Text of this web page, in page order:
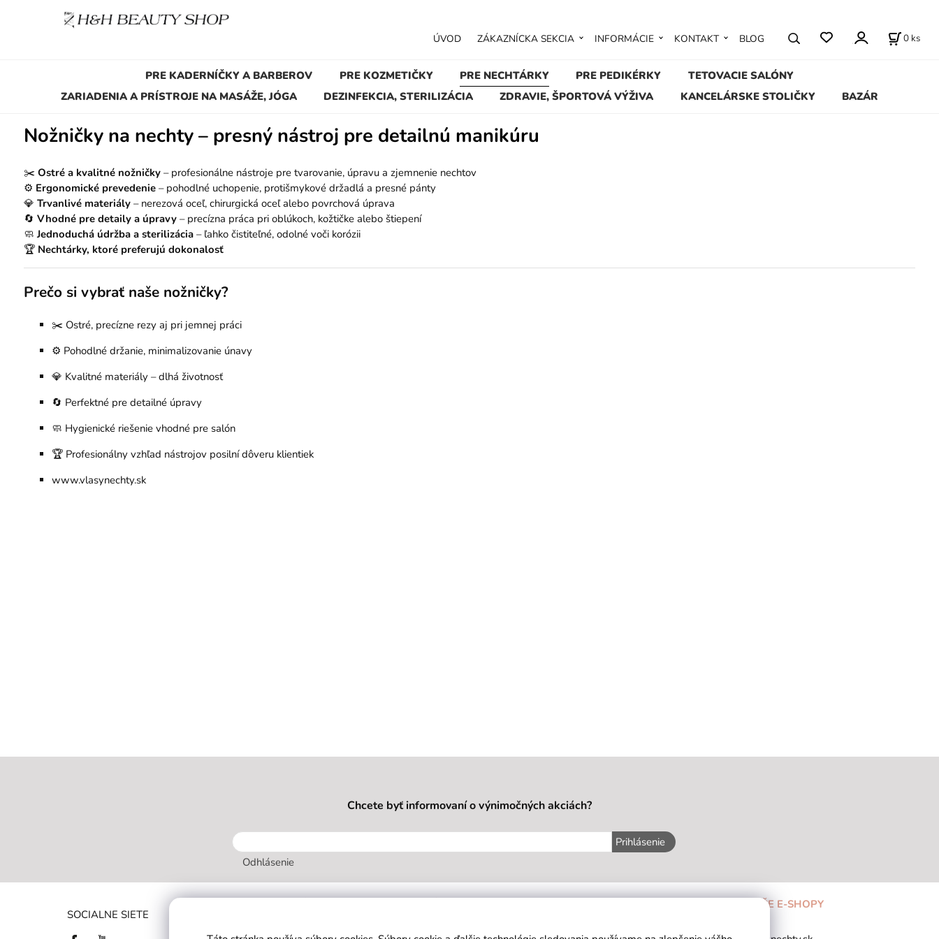
PRE KADERNÍČKY A BARBEROV PRE KOZMETIČKY PRE NECHTÁRKY PRE PEDIKÉRKY
TETOVACIE SALÓNY
ZARIADENIA A PRÍSTROJE NA MASÁŽE, JÓGA
DEZINFEKCIA, STERILIZÁCIA ZDRAVIE, ŠPORTOVÁ VÝŽIVA KANCELÁRSKE STOLIČKY BAZÁR
ÚVOD ZÁKAZNÍCKA SEKCIA INFORMÁCIE KONTAKT BLOG 0 ks
Nožničky na nechty – presný nástroj pre detailnú manikúru
✂️ Ostré a kvalitné nožničky– profesionálne nástroje pre tvarovanie, úpravu a zjemnenie nechtov
⚙️ Ergonomické prevedenie– pohodlné uchopenie, protišmykové držadlá a presné pánty
💎 Trvanlivé materiály– nerezová oceľ, chirurgická oceľ alebo povrchová úprava
🔄 Vhodné pre detaily a úpravy– precízna práca pri oblúkoch, kožtičke alebo štiepení
🧼 Jednoduchá údržba a sterilizácia– ľahko čistiteľné, odolné voči korózii
🏆 Nechtárky, ktoré preferujú dokonalosť
Prečo si vybrať naše nožničky?
✂️ Ostré, precízne rezy aj pri jemnej práci
⚙️ Pohodlné držanie, minimalizovanie únavy
💎 Kvalitné materiály – dlhá životnosť
🔄 Perfektné pre detailné úpravy
🧼 Hygienické riešenie vhodné pre salón
🏆 Profesionálny vzhľad nástrojov posilní dôveru klientiek
www.vlasynechty.sk
Chcete byť informovaní o výnimočných akciách?
Prihlásenie
Odhlásenie
SOCIALNE SIETE
NAŠE E-SHOPY